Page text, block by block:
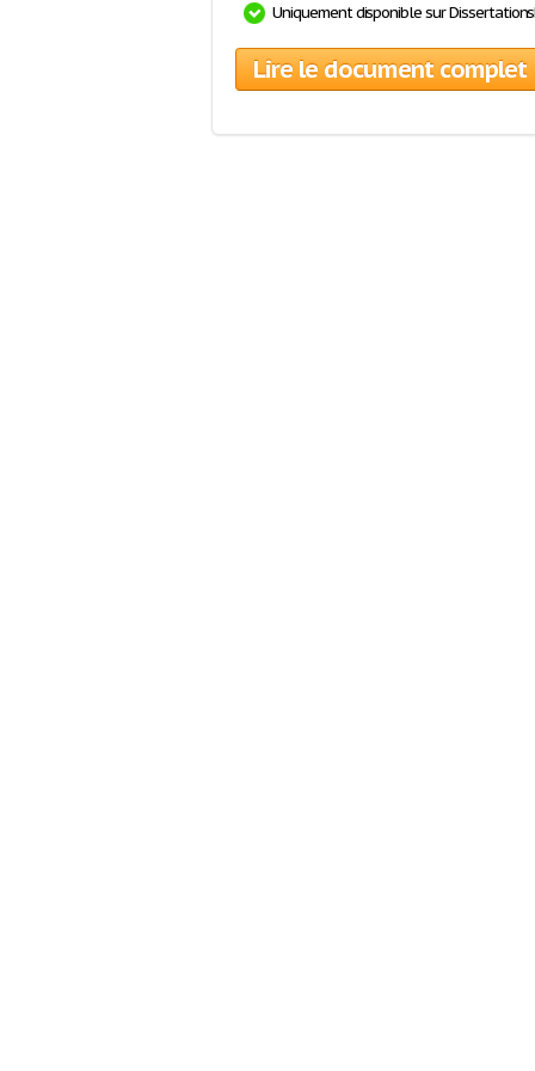
Uniquement disponible sur
Lire le document complet